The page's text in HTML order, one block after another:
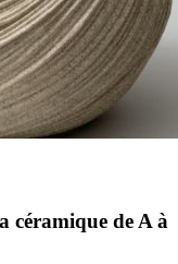
céramique de A à